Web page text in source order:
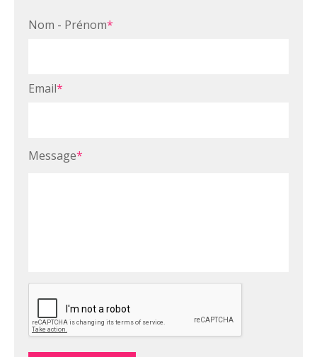
Nom - Prénom*
Email*
Message*